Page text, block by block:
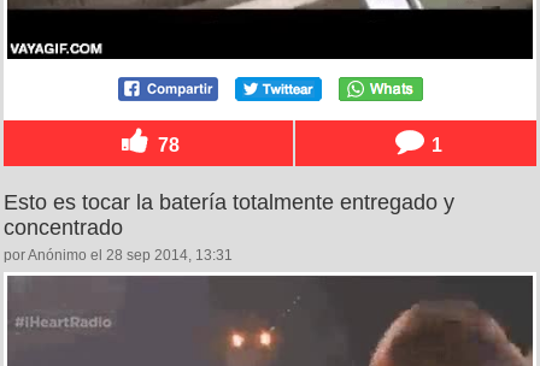
78 1
Esto es tocar la batería totalmente entregado y
concentrado
por Anónimo el 28 sep 2014, 13:31